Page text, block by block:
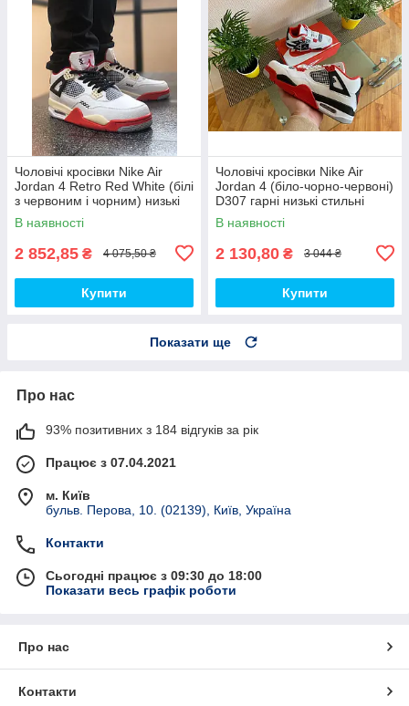
Чоловічі кросівки Nike Air
Jordan 4 Retro Red White (білі
з червоним і чорним) низькі
демі кроси PD7361 топ
В наявності
2 852,85 ₴ 4 075,50 ₴
Купити
Чоловічі кросівки Nike Air
Jordan 4 (біло-чорно-червоні)
D307 гарні низькі стильні
кроси топ
В наявності
2 130,80 ₴ 3 044 ₴
Купити
Показати ще
Про нас
93% позитивних з 184 відгуків за рік
Працює з 07.04.2021
м. Київ
бульв. Перова, 10. (02139), Київ, Україна
Контакти
Сьогодні працює з 09:30 до 18:00
Показати весь графік роботи
Про нас
Контакти